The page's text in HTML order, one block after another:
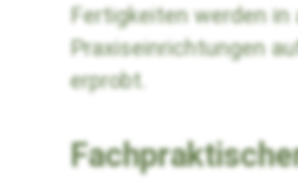
Fertigkeiten werden in
Praxiseinrichtungen
erprobt.